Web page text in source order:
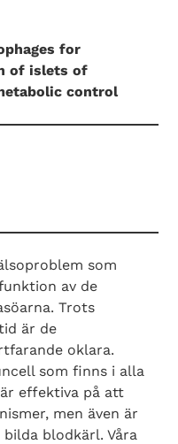
for
of islets of
control
som
av de
Trots
är de
oklara.
som finns i alla
effektiva på att
men även är
blodkärl. Våra